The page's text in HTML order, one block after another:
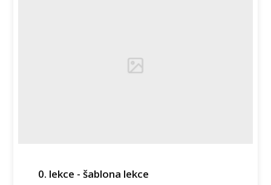
0. lekce - šablona lekce